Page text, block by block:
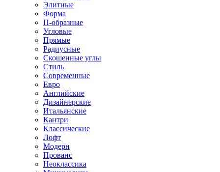
Элитные
Форма
П-образные
Угловые
Прямые
Радиусные
Скошенные углы
Стиль
Современные
Евро
Английские
Дизайнерские
Итальянские
Кантри
Классические
Лофт
Модерн
Прованс
Неоклассика